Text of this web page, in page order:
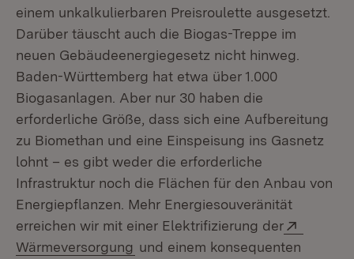
einem unkalkulierbaren Preisroulette ausgesetzt.
Darüber täuscht auch die Biogas-Treppe im
neuen Gebäudeenergiegesetz nicht hinweg.
Baden-Württemberg hat etwa über 1.000
Biogasanlagen. Aber nur 30 haben die
erforderliche Größe, dass sich eine Aufbereitung
zu Biomethan und eine Einspeisung ins Gasnetz
lohnt – es gibt weder die erforderliche
Infrastruktur noch die Flächen für den Anbau von
Energiepflanzen. Mehr Energiesouveränität
erreichen wir mit einer Elektrifizierung der
Wärmeversorgung (Öffnet in neuem Fenster)
und einem konsequenten